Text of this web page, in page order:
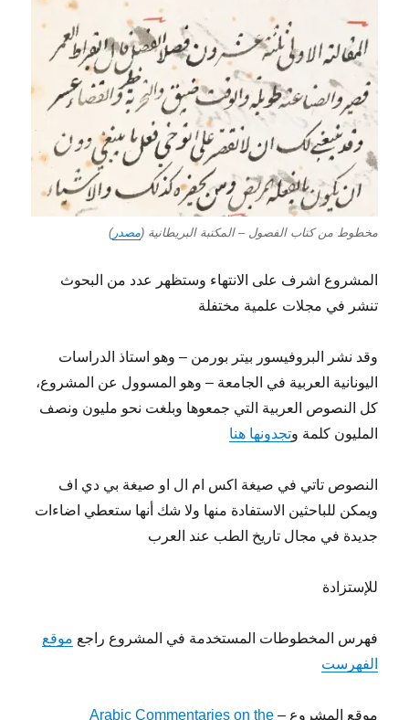
مخطوط من كتاب الفصول – المكتبة البريطانية (مصدر)
المشروع اشرف على الانتهاء وستظهر عدد من البحوث
تنشر في مجلات علمية مختفلة
وقد نشر البروفيسور بيتر بورمن – وهو استاذ الدراسات
اليونانية العربية في الجامعة – وهو المسوول عن المشروع،
كل النصوص العربية التي جمعوها وبلغت نحو مليون ونصف
المليون كلمة وتجدونها هنا
النصوص تاتي في صيغة اكس ام ال او صيغة بي دي اف
ويمكن للباحثين الاستفادة منها ولا شك أنها ستعطي اضاءات
جديدة في مجال تاريخ الطب عند العرب
للإستزادة
فهرس المخطوطات المستخدمة في المشروع راجع موقع
الفهرست
موقع المشروع –Arabic Commentaries on the